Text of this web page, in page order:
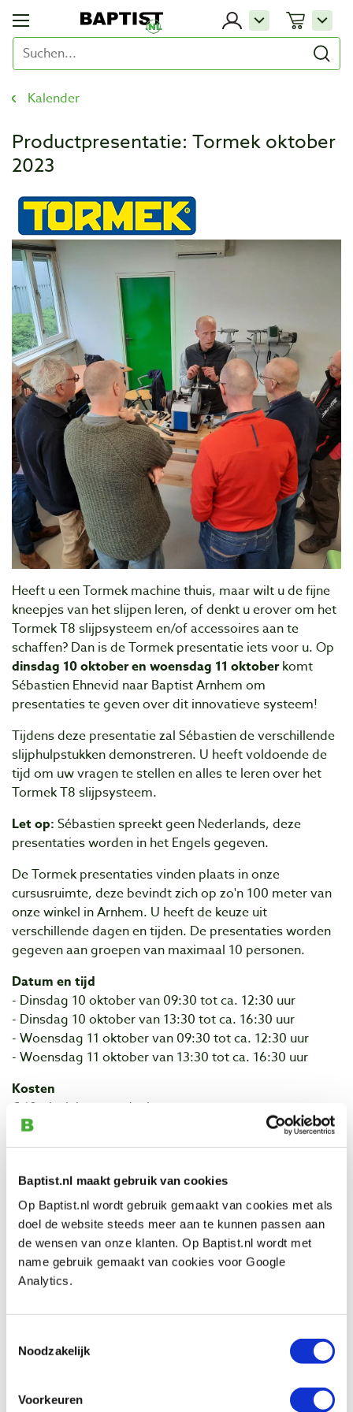
Baptist.nl maakt gebruik van cookies
Op Baptist.nl wordt gebruik gemaakt van cookies met als
doel de website steeds meer aan te kunnen passen aan
de wensen van onze klanten. Op Baptist.nl wordt met
name gebruik gemaakt van cookies voor Google
Analytics.
Noodzakelijk
Voorkeuren
Kalender
Productpresentatie: Tormek oktober
2023
Heeft u een Tormek machine thuis, maar wilt u de fijne
kneepjes van het slijpen leren, of denkt u erover om het
Tormek T8 slijpsysteem en/of accessoires aan te
schaffen? Dan is de Tormek presentatie iets voor u. Op
dinsdag 10 oktober en woensdag 11 oktoberkomt
Sébastien Ehnevid naar Baptist Arnhem om
presentaties te geven over dit innovatieve systeem!
Tijdens deze presentatie zal Sébastien de verschillende
slijphulpstukken demonstreren. U heeft voldoende de
tijd om uw vragen te stellen en alles te leren over het
Tormek T8 slijpsysteem.
Let op: Sébastien spreekt geen Nederlands, deze
presentaties worden in het Engels gegeven.
De Tormek presentaties vinden plaats in onze
cursusruimte, deze bevindt zich op zo'n 100 meter van
onze winkel in Arnhem. U heeft de keuze uit
verschillende dagen en tijden. De presentaties worden
gegeven aan groepen van maximaal 10 personen.
Datum en tijd
- Dinsdag 10 oktober van 09:30 tot ca. 12:30 uur
- Dinsdag 10 oktober van 13:30 tot ca. 16:30 uur
- Woensdag 11 oktober van 09:30 tot ca. 12:30 uur
- Woensdag 11 oktober van 13:30 tot ca. 16:30 uur
Kosten
€ 10,- incl. btw per deelnemer.
en betaal deze dan via onze webwinkel. In de week voor
deelname aan de presentatie ontvangt u een e-mail met
praktische informatie.
Graag tot dan!
Afmelden
uiterlijk tot twee weken voor de workshop af. Dat kan
Bij aanmelding voor een presentatie gaat u ermee
akkoord, dat er door een van onze medewerkers foto's
worden gemaakt. Deze foto's kunnen worden gebruikt